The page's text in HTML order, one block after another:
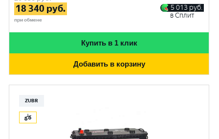
18 340 руб.
при обмене
5 013 руб.
в Сплит
Купить в 1 клик
Добавить в корзину
ZUBR